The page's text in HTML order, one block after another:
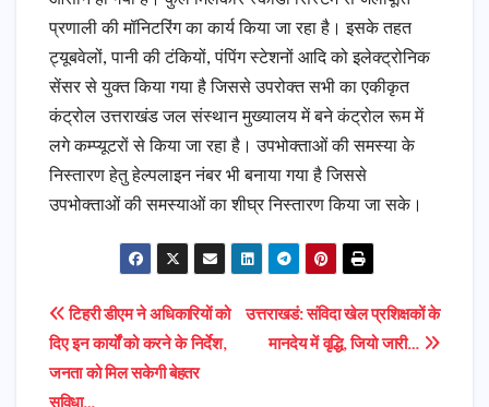
प्रणाली की मॉनिटरिंग का कार्य किया जा रहा है। इसके तहत
ट्यूबवेलों, पानी की टंकियों, पंपिंग स्टेशनों आदि को इलेक्ट्रोनिक
सेंसर से युक्त किया गया है जिससे उपरोक्त सभी का एकीकृत
कंट्रोल उत्तराखंड जल संस्थान मुख्यालय में बने कंट्रोल रूम में
लगे कम्प्यूटरों से किया जा रहा है। उपभोक्ताओं की समस्या के
निस्तारण हेतु हेल्पलाइन नंबर भी बनाया गया है जिससे
उपभोक्ताओं की समस्याओं का शीघ्र निस्तारण किया जा सके।
Post
navigation
उत्तराखडं: संविदा खेल प्रशिक्षकों के
मानदेय में वृद्धि, जियो जारी…
टिहरी डीएम ने अधिकारियों को
दिए इन कार्यों को करने के निर्देश,
जनता को मिल सकेगी बेहतर